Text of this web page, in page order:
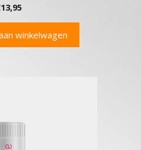
13,95
winkelwagen